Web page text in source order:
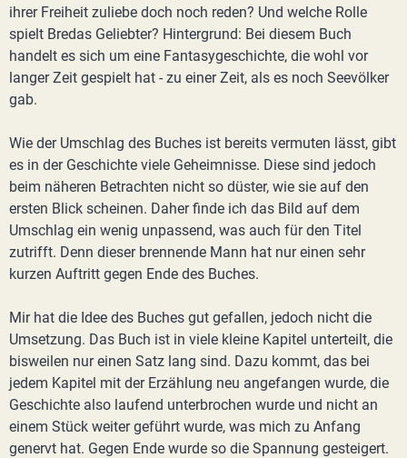
ihrer Freiheit zuliebe doch noch reden? Und welche Rolle
spielt Bredas Geliebter? Hintergrund: Bei diesem Buch
handelt es sich um eine Fantasygeschichte, die wohl vor
langer Zeit gespielt hat - zu einer Zeit, als es noch Seevölker
gab.
Wie der Umschlag des Buches ist bereits vermuten lässt, gibt
es in der Geschichte viele Geheimnisse. Diese sind jedoch
beim näheren Betrachten nicht so düster, wie sie auf den
ersten Blick scheinen. Daher finde ich das Bild auf dem
Umschlag ein wenig unpassend, was auch für den Titel
zutrifft. Denn dieser brennende Mann hat nur einen sehr
kurzen Auftritt gegen Ende des Buches.
Mir hat die Idee des Buches gut gefallen, jedoch nicht die
Umsetzung. Das Buch ist in viele kleine Kapitel unterteilt, die
bisweilen nur einen Satz lang sind. Dazu kommt, das bei
jedem Kapitel mit der Erzählung neu angefangen wurde, die
Geschichte also laufend unterbrochen wurde und nicht an
einem Stück weiter geführt wurde, was mich zu Anfang
genervt hat. Gegen Ende wurde so die Spannung gesteigert.